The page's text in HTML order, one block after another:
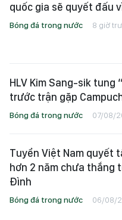
quốc gia sẽ quyết đấu
Bóng đá trong nước 8 giờ
HLV Kim Sang-sik tung
trước trận gặp
Bóng đá trong nước 07/08/
Tuyển Việt Nam quyết
hơn 2 năm chưa thắng
Đình
Bóng đá trong nước 06/08/